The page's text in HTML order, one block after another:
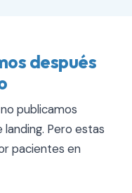
después
publicamos
Pero estas
pacientes en